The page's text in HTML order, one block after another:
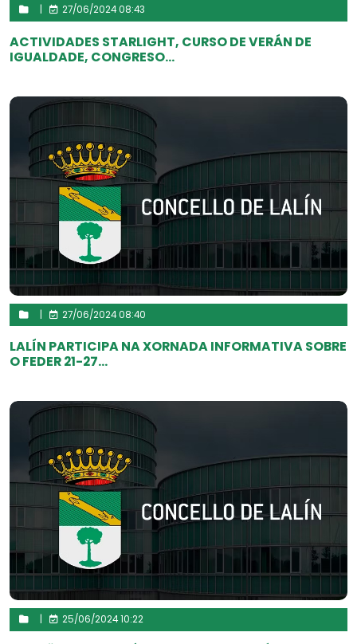
27/06/2024 08:43
ACTIVIDADES STARLIGHT, CURSO DE VERÁN DE
IGUALDADE, CONGRESO...
| 27/06/2024 08:40
LALÍN PARTICIPA NA XORNADA INFORMATIVA SOBRE
O FEDER 21-27...
25/06/2024 10:22